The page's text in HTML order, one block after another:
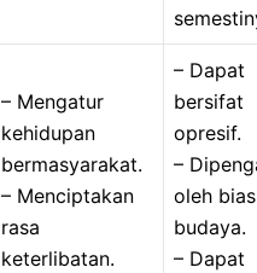
– Mengatur
kehidupan
bermasyarakat.
– Menciptakan
rasa
keterlibatan.
– Dapat
bersifat
opresif.
–
oleh bias
budaya.
– Dapat